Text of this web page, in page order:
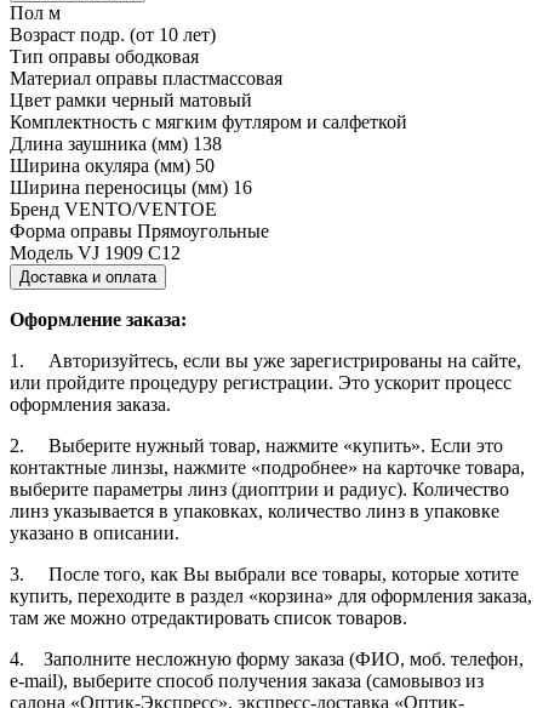
Пол м
Возраст подр. (от 10 лет)
Тип оправы ободковая
Материал оправы пластмассовая
Цвет рамки черный матовый
Комплектность с мягким футляром и салфеткой
Длина заушника (мм) 138
Ширина окуляра (мм) 50
Ширина переносицы (мм) 16
Бренд VENTO/VENTOE
Форма оправы Прямоугольные
Модель VJ 1909 C12
Доставка и оплата
Оформление заказа:
1. Авторизуйтесь, если вы уже зарегистрированы на сайте,
или пройдите процедуру регистрации. Это ускорит процесс
оформления заказа.
2. Выберите нужный товар, нажмите «купить». Если это
контактные линзы, нажмите «подробнее» на карточке товара,
выберите параметры линз (диоптрии и радиус). Количество
линз указывается в упаковках, количество линз в упаковке
указано в описании.
3. После того, как Вы выбрали все товары, которые хотите
купить, переходите в раздел «корзина» для оформления заказа,
там же можно отредактировать список товаров.
4. Заполните несложную форму заказа (ФИО, моб. телефон,
e-mail), выберите способ получения заказа (самовывоз из
салона «Оптик-Экспресс», экспресс-доставка «Оптик-